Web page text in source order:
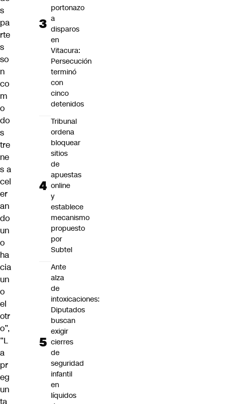
s
pa
rte
s
so
n
co
m
o
do
s
tre
ne
s a
cel
er
an
do
un
o
ha
cia
un
o
el
otr
o”,
“L
a
pr
eg
un
ta
portonazo
a
disparos
en
Vitacura:
Persecución
terminó
con
cinco
detenidos
Tribunal
ordena
bloquear
sitios
de
apuestas
online
y
establece
mecanismo
propuesto
por
Subtel
Ante
alza
de
intoxicaciones:
Diputados
buscan
exigir
cierres
de
seguridad
infantil
en
líquidos